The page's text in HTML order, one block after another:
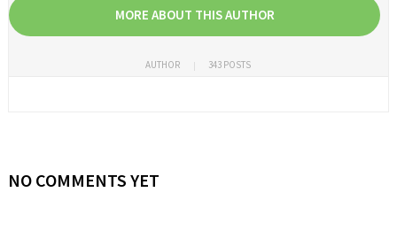
MORE ABOUT THIS AUTHOR
AUTHOR 343 POSTS
NO COMMENTS YET